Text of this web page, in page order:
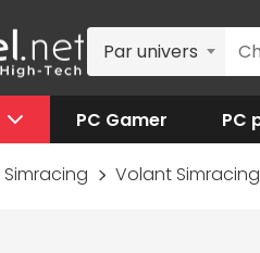
Par univers
PC Gamer PC
Simracing Volant Simracing